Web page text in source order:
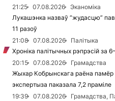
21:25 07.08.2026
Эканоміка
Лукашэнка назваў “жудасцю”
11 разоў
21:08
07.08.2026
Палітыка
Хроніка палітычных рэпрэсій за
20:15
07.08.2026
Грамадства
Жыхар Кобрынскага раёна памёр
экспертыза паказала 7,2 праміле
19:39
07.08.2026
Грамадства,